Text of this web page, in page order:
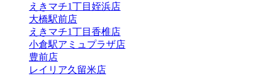
えきマチ1丁目姪浜店
大橋駅前店
えきマチ1丁目香椎店
小倉駅アミュプラザ店
豊前店
レイリア久留米店